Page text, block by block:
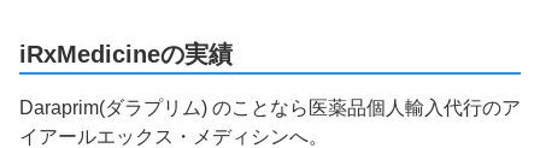
iRxMedicineの実績
Daraprim(ダラプリム) のことなら医薬品個人輸入代行のア
イアールエックス・メディシンへ。